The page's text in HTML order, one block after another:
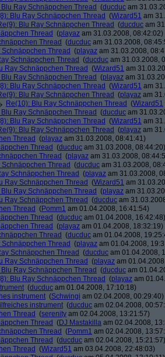
Blu Ray Schnäppchen Thread (ducduc am
Blu Ray Schnäppchen Thread (Wizard51 am
Blu Ray Schnäppchen Thread (ducduc am
Thread (playaz am 31.03.2008, 08:42:02)
Thread (ducduc am 31.03.2008,
Schnäppchen Thread (playaz am 31.03.2008,
Schnäppchen Thread (ducduc am 31.03.2008,
Ray Schnäppchen Thread (Wizard51 am
Blu Ray Schnäppchen Thread (playaz am
Blu Ray Schnäppchen Thread (Wizard51 am
Blu Ray Schnäppchen Thread (playaz am
Re(10): Blu Ray Schnäppchen Thread (Wizard51
Blu Ray Schnäppchen Thread (ducduc am
Blu Ray Schnäppchen Thread (Wizard51 am
Blu Ray Schnäppchen Thread (playaz am
Thread (playaz am 31.03.2008, 08:41:41)
Thread (ducduc am 31.03.2008, 08:44:20)
Thread (playaz am 31.03.2008,
Schnäppchen Thread (ducduc am 31.03.2008,
Schnäppchen Thread (playaz am 31.03.2008,
Ray Schnäppchen Thread (Wizard51 am
Blu Ray Schnäppchen Thread (playaz am
Ray Schnäppchen Thread (ducduc am
Thread (Pomm1 am 01.04.2008, 16:41:54)
Thread (ducduc am 01.04.2008, 16:42:48)
Thread (playaz am 01.04.2008, 18:32:19)
Thread (ducduc am 01.04.2008,
Schnäppchen Thread (playaz am 01.04.2008,
Schnäppchen Thread (ducduc am 01.04.2008,
Ray Schnäppchen Thread (playaz am
Blu Ray Schnäppchen Thread (ducduc am
Blu Ray Schnäppchen Thread (playaz am
(ducduc am 01.04.2008, 17:10:18)
instrument (Schwingi am 02.04.2008, 00:29:40)
instrument (ducduc am 02.04.2008,
Thread (serenity am 02.04.2008, 13:21:57)
Thread (DJ Mastakilla am 02.04.2008,
Thread (Pomm1 am 02.04.2008,
Thread (ducduc am 02.04.2008, 15:21:57)
Thread (Wizard51 am 03.04.2008, 22:48:03)